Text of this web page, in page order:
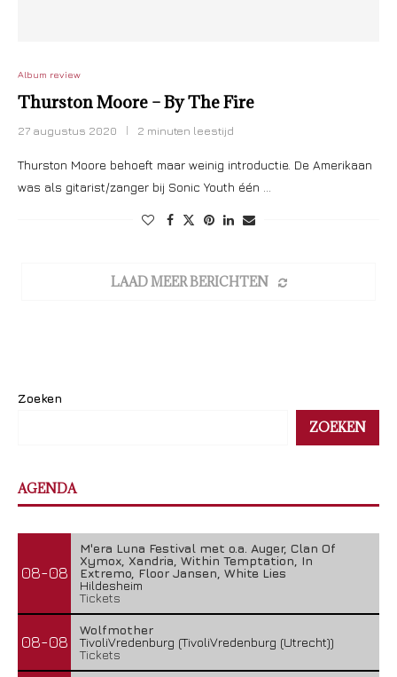
Album review
Thurston Moore – By The Fire
27 augustus 2020 2 minuten leestijd
Thurston Moore behoeft maar weinig introductie. De Amerikaan
was als gitarist/zanger bij Sonic Youth één …
LAAD MEER BERICHTEN
Zoeken
ZOEKEN
AGENDA
08-08
M'era Luna Festival met o.a. Auger, Clan Of
Xymox, Xandria, Within Temptation, In
Extremo, Floor Jansen, White Lies
Hildesheim
Tickets
08-08
Wolfmother
TivoliVredenburg (TivoliVredenburg (Utrecht))
Tickets